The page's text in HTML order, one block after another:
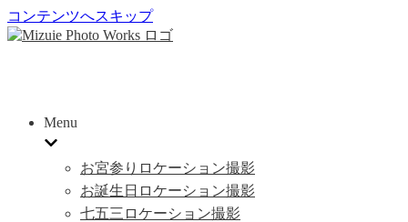
コンテンツへスキップ
Menu
お宮参りロケーション撮影
お誕生日ロケーション撮影
七五三ロケーション撮影